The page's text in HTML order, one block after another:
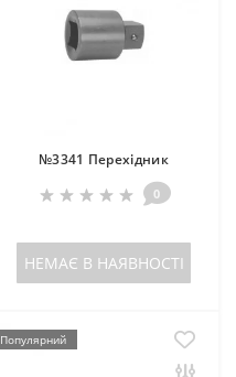
№3341 Перехідник
0
НЕМАЄ В НАЯВНОСТІ
Популярний